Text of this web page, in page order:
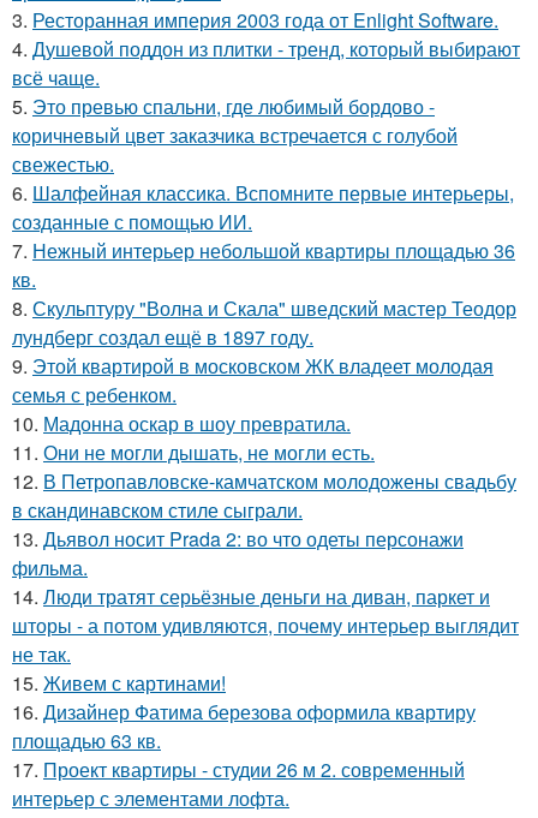
3. Ресторанная империя 2003 года от Enlight Software.
4. Душевой поддон из плитки - тренд, который выбирают
всё чаще.
5. Это превью спальни, где любимый бордово -
коричневый цвет заказчика встречается с голубой
свежестью.
6. Шалфейная классика. Вспомните первые интерьеры,
созданные с помощью ИИ.
7. Нежный интерьер небольшой квартиры площадью 36
кв.
8. Скульптуру "Волна и Скала" шведский мастер Теодор
лундберг создал ещё в 1897 году.
9. Этой квартирой в московском ЖК владеет молодая
семья с ребенком.
10. Мадонна оскар в шоу превратила.
11. Они не могли дышать, не могли есть.
12. В Петропавловске-камчатском молодожены свадьбу
в скандинавском стиле сыграли.
13. Дьявол носит Prada 2: во что одеты персонажи
фильма.
14. Люди тратят серьёзные деньги на диван, паркет и
шторы - а потом удивляются, почему интерьер выглядит
не так.
15. Живем с картинами!
16. Дизайнер Фатима березова оформила квартиру
площадью 63 кв.
17. Проект квартиры - студии 26 м 2. современный
интерьер с элементами лофта.